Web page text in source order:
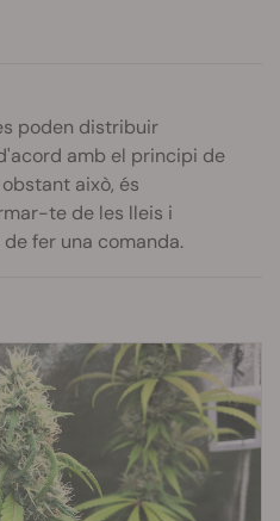
poden distribuir
amb el principi de
això, és
te de les lleis i
fer una comanda.